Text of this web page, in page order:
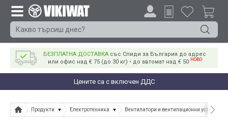
БЕЗПЛАТНА ДОСТАВКА със Спиди за България до адрес
или офис над € 75 (до 30 кг) • до автомат над € 50 НОВО
Цените са с включен ДДС
Продукти Електротехника Вентилатори и вентилационни устройства